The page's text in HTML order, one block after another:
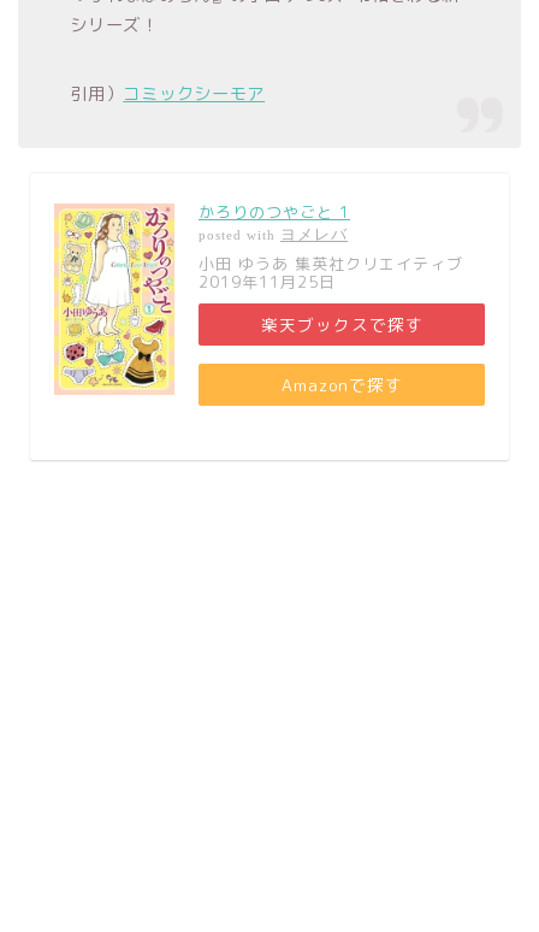
シリーズ！
引用） コミックシーモア
かろりのつやごと 1
posted with ヨメレバ
小田 ゆうあ 集英社クリエイティブ
2019年11月25日
楽天ブックスで探す
Amazonで探す